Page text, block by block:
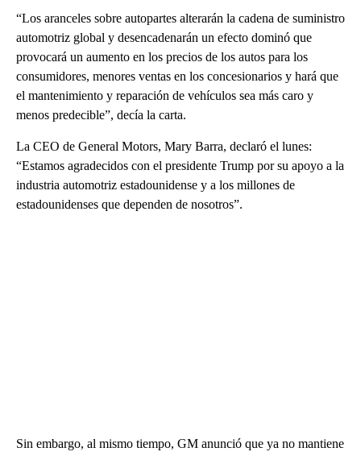
“Los aranceles sobre autopartes alterarán la cadena de suministro
automotriz global y desencadenarán un efecto dominó que
provocará un aumento en los precios de los autos para los
consumidores, menores ventas en los concesionarios y hará que
el mantenimiento y reparación de vehículos sea más caro y
menos predecible”, decía la carta.
La CEO de General Motors, Mary Barra, declaró el lunes:
“Estamos agradecidos con el presidente Trump por su apoyo a la
industria automotriz estadounidense y a los millones de
estadounidenses que dependen de nosotros”.
Sin embargo, al mismo tiempo, GM anunció que ya no mantiene